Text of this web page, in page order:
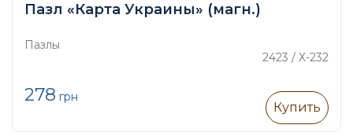
Пазл «Карта Украины» (магн.)
Пазлы
2423 / Х-232
278 грн
Купить